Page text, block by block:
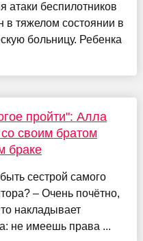
атаки беспилотников
в тяжелом состоянии в
больницу. Ребенка
пройти": Алла
своим братом
браке
сестрой самого
– Очень почётно,
накладывает
не имеешь права ...